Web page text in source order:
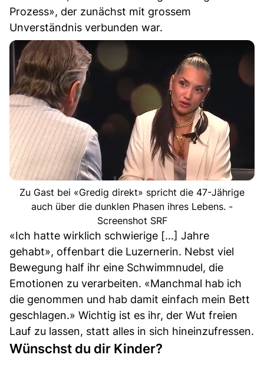
Prozess», der zunächst mit grossem
Unverständnis verbunden war.
Zu Gast bei «Gredig direkt» spricht die 47-Jährige
auch über die dunklen Phasen ihres Lebens. -
Screenshot SRF
«Ich hatte wirklich schwierige [...] Jahre
gehabt», offenbart die Luzernerin. Nebst viel
Bewegung half ihr eine Schwimmnudel, die
Emotionen zu verarbeiten. «Manchmal hab ich
die genommen und hab damit einfach mein Bett
geschlagen.» Wichtig ist es ihr, der Wut freien
Lauf zu lassen, statt alles in sich hineinzufressen.
Wünschst du dir Kinder?